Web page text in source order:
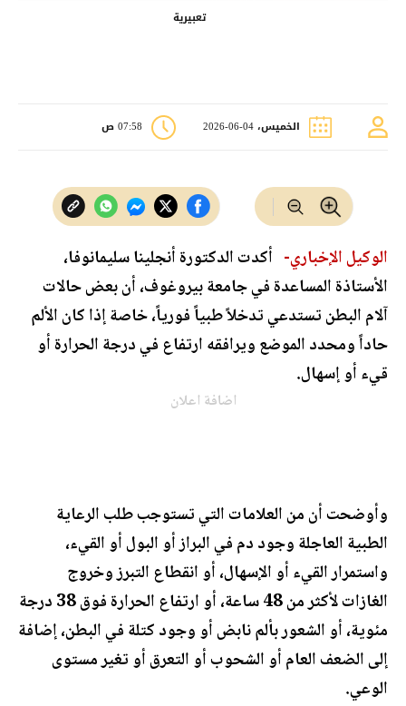
تعبيرية
الخميس، 04-06-2026 07:58 ص
الوكيل الإخباري- أكدت الدكتورة أنجلينا سليمانوفا،
الأستاذة المساعدة في جامعة بيروغوف، أن بعض حالات
آلام البطن تستدعي تدخلاً طبياً فورياً، خاصة إذا كان الألم
حاداً ومحدد الموضع ويرافقه ارتفاع في درجة الحرارة أو
قيء أو إسهال.
اضافة اعلان
وأوضحت أن من العلامات التي تستوجب طلب الرعاية
الطبية العاجلة وجود دم في البراز أو البول أو القيء،
واستمرار القيء أو الإسهال، أو انقطاع التبرز وخروج
الغازات لأكثر من 48 ساعة، أو ارتفاع الحرارة فوق 38 درجة
مئوية، أو الشعور بألم نابض أو وجود كتلة في البطن، إضافة
إلى الضعف العام أو الشحوب أو التعرق أو تغير مستوى
الوعي.